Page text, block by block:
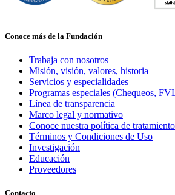
Conoce más de la Fundación
Trabaja con nosotros
Misión, visión, valores, historia
Servicios y especialidades
Programas especiales (Chequeos,
Línea de transparencia
Marco legal y normativo
Conoce nuestra política de
Términos y Condiciones de Uso
Investigación
Educación
Proveedores
Contacto